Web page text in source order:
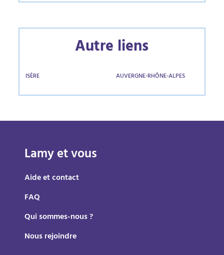
Autre liens
ISÈRE AUVERGNE-RHÔNE-ALPES
Lamy et vous
Aide et contact
FAQ
Qui sommes-nous ?
Nous rejoindre